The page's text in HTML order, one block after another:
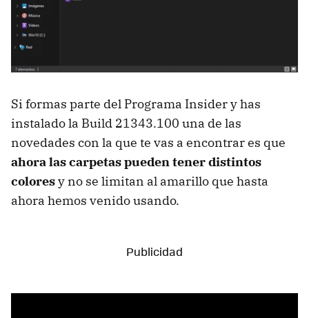
Si formas parte del Programa Insider y has
instalado la Build 21343.100 una de las
novedades con la que te vas a encontrar es que
ahora las carpetas pueden tener distintos
coloresy no se limitan al amarillo que hasta
ahora hemos venido usando.